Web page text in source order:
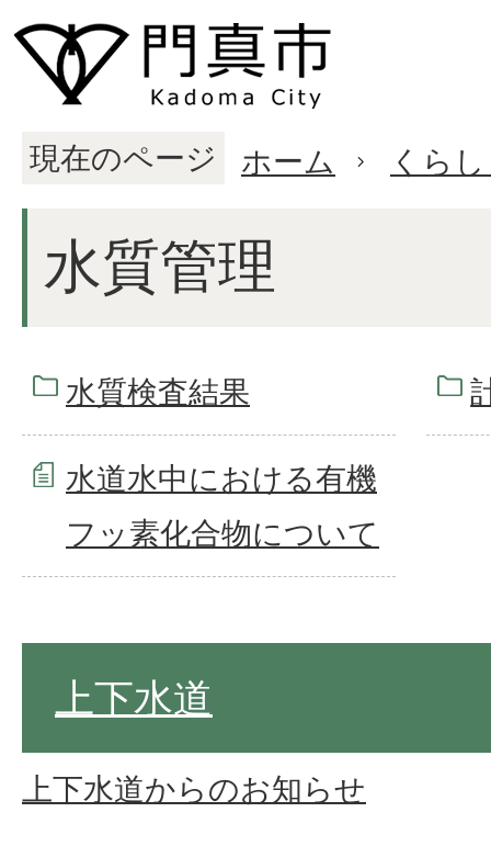
現在のページ ホーム くら
水質管理
水質検査結果
水道水中における有機
フッ素化合物について
上下水道
上下水道からのお知らせ